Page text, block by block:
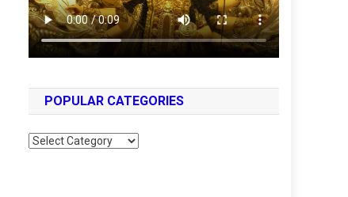
POPULAR CATEGORIES
Popular